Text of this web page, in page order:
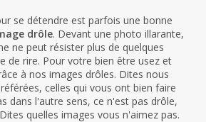
se détendre est parfois une bonne
drôle. Devant une photo illarante,
ne peut résister plus de quelques
de rire. Pour votre bien être usez et
à nos images drôles. Dites nous
celles qui vous ont bien faire
dans l'autre sens, ce n'est pas drôle,
quelles images vous n'aimez pas.